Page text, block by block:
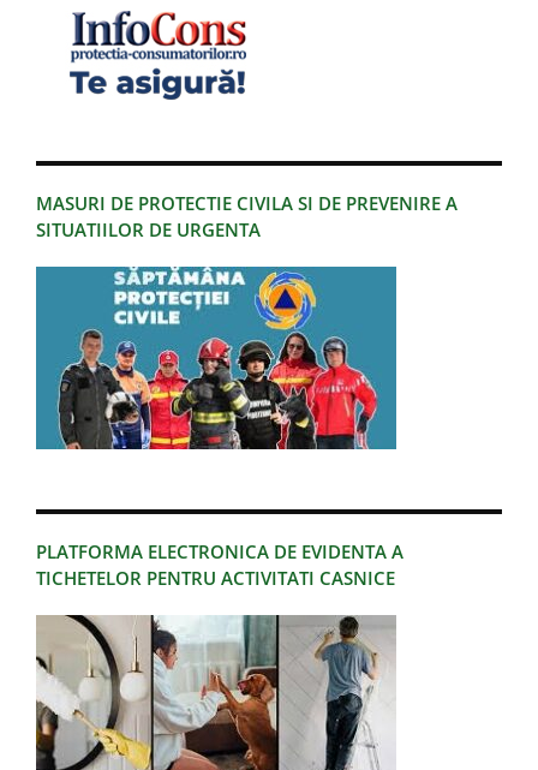
MASURI DE PROTECTIE CIVILA SI DE PREVENIRE A
SITUATIILOR DE URGENTA
PLATFORMA ELECTRONICA DE EVIDENTA A
TICHETELOR PENTRU ACTIVITATI CASNICE